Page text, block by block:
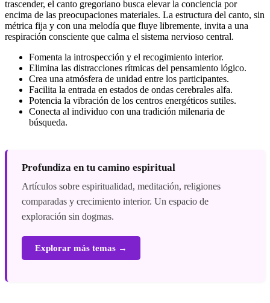
trascender, el canto gregoriano busca elevar la conciencia por
encima de las preocupaciones materiales. La estructura del canto, sin
métrica fija y con una melodía que fluye libremente, invita a una
respiración consciente que calma el sistema nervioso central.
Fomenta la introspección y el recogimiento interior.
Elimina las distracciones rítmicas del pensamiento lógico.
Crea una atmósfera de unidad entre los participantes.
Facilita la entrada en estados de ondas cerebrales alfa.
Potencia la vibración de los centros energéticos sutiles.
Conecta al individuo con una tradición milenaria de
búsqueda.
Profundiza en tu camino espiritual
Artículos sobre espiritualidad, meditación, religiones
comparadas y crecimiento interior. Un espacio de
exploración sin dogmas.
Explorar más temas →